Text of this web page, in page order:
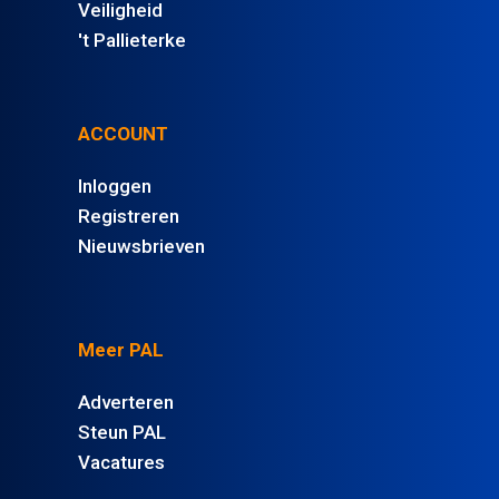
Veiligheid
't Pallieterke
ACCOUNT
Inloggen
Registreren
Nieuwsbrieven
Meer PAL
Adverteren
Steun PAL
Vacatures